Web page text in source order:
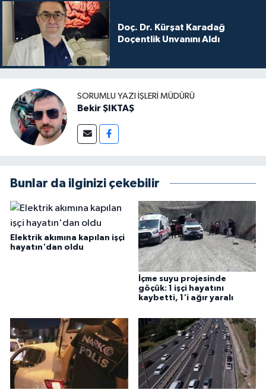
Doç. Dr. Kürşat Karadağ
Doçentlik Unvanını Aldı
SORUMLU YAZI İŞLERI MÜDÜRÜ
Bekir ŞIKTAŞ
Bunlar da ilginizi çekebilir
Elektrik akımına kapılan işçi
hayatın'dan oldu
İçme suyu projesinde
göçük: 1 işçi hayatını
kaybetti, 1'i ağır yaralı